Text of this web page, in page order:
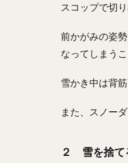
スコップで切
前かがみの姿
なってしまう
雪かき中は背
また、スノー
２ 雪を捨て